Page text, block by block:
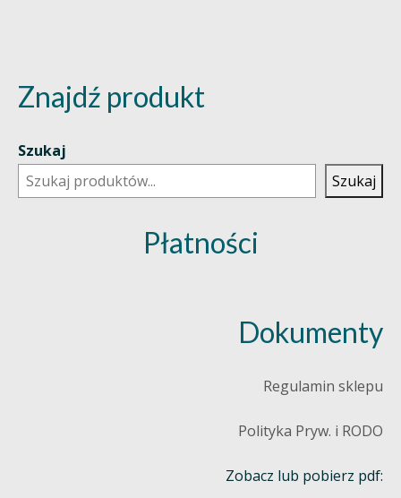
Znajdź produkt
Szukaj
Szukaj
Płatności
Dokumenty
Regulamin sklepu
Polityka Pryw. i RODO
Zobacz lub pobierz pdf: